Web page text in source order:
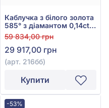
Каблучка з білого золота
585° з діамантом 0,14ct,
арт. 216бб
59 834,00 грн
29 917,00 грн
(арт. 216бб)
Купити
-53%